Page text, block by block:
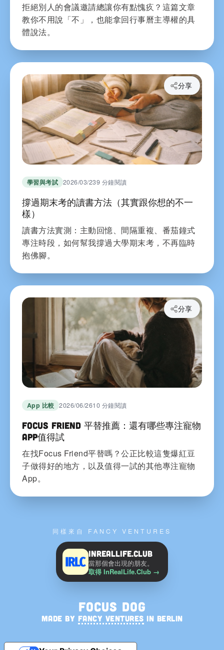
拒絕別人的會議邀請總讓你有點愧疚？這篇文章
教你不用說「不」，也能拿回行事曆主導權的具
體說法。
學習與考試 2026/03/239 分鐘閱讀
撐過期末考的讀書方法（其實跟你想的不一
樣）
讀書方法實測：主動回憶、間隔重複、番茄鐘式
專注時段，如何幫我撐過大學期末考，不再臨時
抱佛腳。
分享
App 比較 2026/06/2610 分鐘閱讀
Focus Friend 平替推薦：還有哪些專注寵物
App值得試
在找Focus Friend平替嗎？公正比較這隻爆紅豆
子做得好的地方，以及值得一試的其他專注寵物
App。
分享
同樣來自 FANCY VENTURES
InRealLife.Club
當那個會出現的朋友。
取得 InRealLife.Club →
Focus Dog
MADE BY FANCY VENTURES IN BERLIN